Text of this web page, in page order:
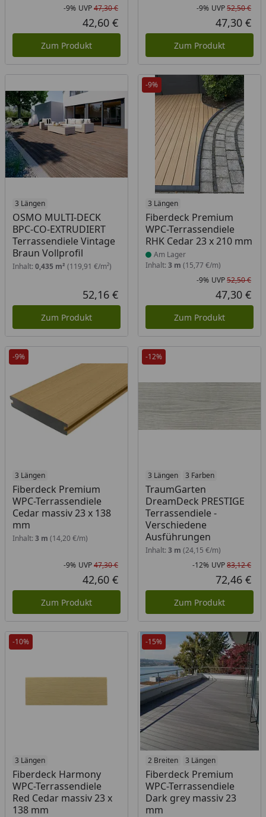
Rabatt in Prozent
-9%
Ursprünglicher Preis
UVP47,30 €
Aktueller Preis
42,60 €
Zum Produkt
-9% UVP52,50 €
47,30 €
Zum Produkt
3 Längen
OSMO MULTI-DECK
BPC-CO-EXTRUDIERT
Terrassendiele Vintage
Braun Vollprofil
Inhalt: 0,435 m² (119,91 €/m²)
Aktueller Preis
52,16 €
Zum Produkt
-9%
3 Längen
Fiberdeck Premium
WPC-Terrassendiele
RHK Cedar 23 x 210 mm
Produkt am Lager
Am Lager
Inhalt: 3 m (15,77 €/m)
-9% UVP52,50 €
47,30 €
Zum Produkt
-9%
3 Längen
Fiberdeck Premium
WPC-Terrassendiele
Cedar massiv 23 x 138
mm
Inhalt: 3 m (14,20 €/m)
Rabatt in Prozent
-9%
Ursprünglicher Preis
UVP47,30 €
Aktueller Preis
42,60 €
Zum Produkt
-12%
3 Längen 3 Farben
TraumGarten
DreamDeck PRESTIGE
Terrassendiele -
Verschiedene
Ausführungen
Inhalt: 3 m (24,15 €/m)
-12% UVP83,12 €
72,46 €
Zum Produkt
-10%
3 Längen
Fiberdeck Harmony
WPC-Terrassendiele
Red Cedar massiv 23 x
138 mm
-15%
2 Breiten 3 Längen
Fiberdeck Premium
WPC-Terrassendiele
Dark grey massiv 23
mm
Produkt am Lager